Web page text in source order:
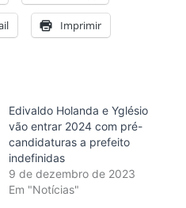
Imprimir
Edivaldo Holanda e Yglésio
vão entrar 2024 com pré-
candidaturas a prefeito
indefinidas
9 de dezembro de 2023
Em "Notícias"